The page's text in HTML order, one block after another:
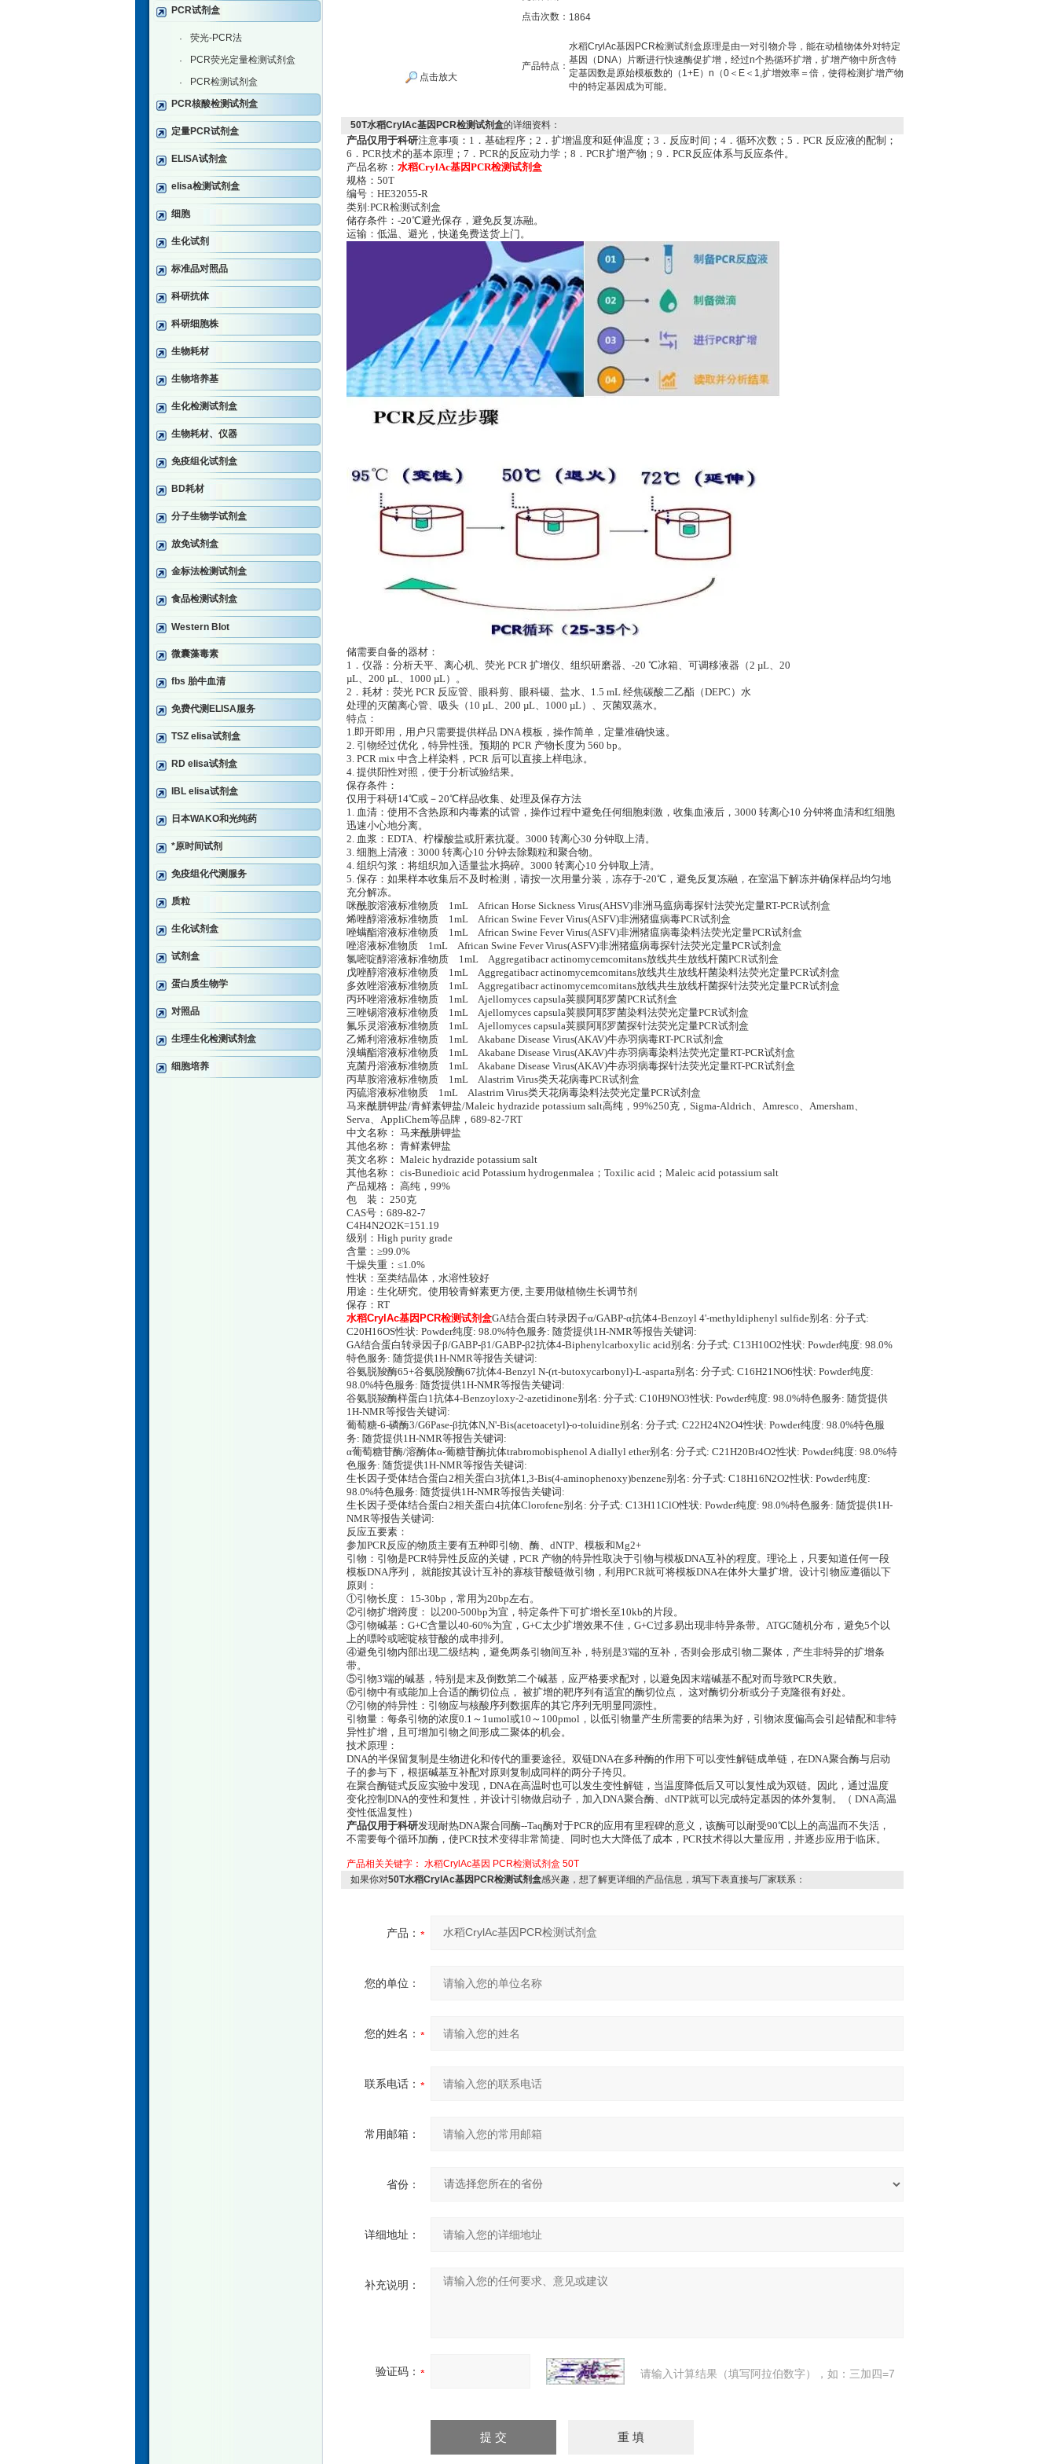
PCR试剂盒
· 荧光-PCR法
· PCR荧光定量检测试剂盒
·
PCR检测试剂盒
PCR核酸检测试剂盒
定量PCR试剂盒
ELISA试剂盒
elisa检测试剂盒
细胞
生化试剂
标准品对照品
科研抗体
科研细胞株
生物耗材
生物培养基
生化检测试剂盒
生物耗材、仪器
免疫组化试剂盒
BD耗材
分子生物学试剂盒
放免试剂盒
金标法检测试剂盒
食品检测试剂盒
Western Blot
微囊藻毒素
fbs 胎牛血清
免费代测ELISA服务
TSZ elisa试剂盒
RD elisa试剂盒
IBL elisa试剂盒
日本WAKO和光纯药
*原时间试剂
免疫组化代测服务
质粒
生化试剂盒
试剂盒
蛋白质生物学
对照品
生理生化检测试剂盒
细胞培养
点击放大
点击次数： 1864
产品特点：
水稻CrylAc基因PCR检测试剂盒原理是由一对引物介导，能在动植物体外对特定
基因（DNA）片断进行快速酶促扩增，经过n个热循环扩增，扩增产物中所含特
定基因数是原始模板数的（1+E）n（0＜E＜1,扩增效率＝倍，使得检测扩增产物
中的特定基因成为可能。
50T水稻CrylAc基因PCR检测试剂盒的详细资料：
产品仅用于科研注意事项：1．基础程序；2．扩增温度和延伸温度；3．反应时间；4．循环次数；5．PCR 反应液的配制；
6．PCR技术的基本原理；7．PCR的反应动力学；8．PCR扩增产物；9．PCR反应体系与反应条件。
产品名称： 水稻CrylAc基因PCR检测试剂盒
规格 ：50T
编号：HE32055-R
类别:PCR检测试剂盒
储存条件：-20℃避光保存，避免反复冻融。
运输：低温、避光，快递免费送货上门。
储需要自备的器材：
1．仪器：分析天平、离心机、荧光 PCR 扩增仪、组织研磨器、-20 ℃冰箱、可调移液器（2 µL、20
µL、200 µL、1000 µL）。
2．耗材：荧光 PCR 反应管、眼科剪、眼科镊、盐水、1.5 mL 经焦碳酸二乙酯（DEPC）水
处理的灭菌离心管、吸头（10 µL、200 µL、1000 µL）、灭菌双蒸水。
特点：
1.即开即用，用户只需要提供样品 DNA 模板，操作简单，定量准确快速。
2. 引物经过优化，特异性强。预期的 PCR 产物长度为 560 bp。
3. PCR mix 中含上样染料，PCR 后可以直接上样电泳。
4. 提供阳性对照，便于分析试验结果。
保存条件：
仅用于科研14℃或－20℃样品收集、处理及保存方法
1. 血清：使用不含热原和内毒素的试管，操作过程中避免任何细胞刺激，收集血液后，3000 转离心10 分钟将血清和红细胞
迅速小心地分离。
2. 血浆：EDTA、柠檬酸盐或肝素抗凝。3000 转离心30 分钟取上清。
3. 细胞上清液：3000 转离心10 分钟去除颗粒和聚合物。
4. 组织匀浆：将组织加入适量盐水捣碎。3000 转离心10 分钟取上清。
5. 保存：如果样本收集后不及时检测，请按一次用量分装，冻存于-20℃，避免反复冻融，在室温下解冻并确保样品均匀地
充分解冻。
咪酰胺溶液标准物质 1mL African Horse Sickness Virus(AHSV)非洲马瘟病毒探针法荧光定量RT-PCR试剂盒
烯唑醇溶液标准物质 1mL African Swine Fever Virus(ASFV)非洲猪瘟病毒PCR试剂盒
唑螨酯溶液标准物质 1mL African Swine Fever Virus(ASFV)非洲猪瘟病毒染料法荧光定量PCR试剂盒
唑溶液标准物质 1mL African Swine Fever Virus(ASFV)非洲猪瘟病毒探针法荧光定量PCR试剂盒
氯嘧啶醇溶液标准物质 1mL Aggregatibacr actinomycemcomitans放线共生放线杆菌PCR试剂盒
戊唑醇溶液标准物质 1mL Aggregatibacr actinomycemcomitans放线共生放线杆菌染料法荧光定量PCR试剂盒
多效唑溶液标准物质 1mL Aggregatibacr actinomycemcomitans放线共生放线杆菌探针法荧光定量PCR试剂盒
丙环唑溶液标准物质 1mL Ajellomyces capsula荚膜阿耶罗菌PCR试剂盒
三唑锡溶液标准物质 1mL Ajellomyces capsula荚膜阿耶罗菌染料法荧光定量PCR试剂盒
氟乐灵溶液标准物质 1mL Ajellomyces capsula荚膜阿耶罗菌探针法荧光定量PCR试剂盒
乙烯利溶液标准物质 1mL Akabane Disease Virus(AKAV)牛赤羽病毒RT-PCR试剂盒
溴螨酯溶液标准物质 1mL Akabane Disease Virus(AKAV)牛赤羽病毒染料法荧光定量RT-PCR试剂盒
克菌丹溶液标准物质 1mL Akabane Disease Virus(AKAV)牛赤羽病毒探针法荧光定量RT-PCR试剂盒
丙草胺溶液标准物质 1mL Alastrim Virus类天花病毒PCR试剂盒
丙硫溶液标准物质 1mL Alastrim Virus类天花病毒染料法荧光定量PCR试剂盒
马来酰肼钾盐/青鲜素钾盐/Maleic hydrazide potassium salt高纯，99%250克，Sigma-Aldrich、Amresco、Amersham、
Serva、AppliChem等品牌，689-82-7RT
中文名称： 马来酰肼钾盐
其他名称： 青鲜素钾盐
英文名称： Maleic hydrazide potassium salt
其他名称： cis-Bunedioic acid Potassium hydrogenmalea；Toxilic acid；Maleic acid potassium salt
产品规格： 高纯，99%
包 装： 250克
CAS号：689-82-7
C4H4N2O2K=151.19
级别：High purity grade
含量：≥99.0%
干燥失重：≤1.0%
性状：至类结晶体，水溶性较好
用途：生化研究。使用较青鲜素更方便, 主要用做植物生长调节剂
保存：RT
水稻CrylAc基因PCR检测试剂盒GA结合蛋白转录因子α/GABP-α抗体4-Benzoyl 4'-methyldiphenyl sulfide别名: 分子式:
C20H16OS性状: Powder纯度: 98.0%特色服务: 随货提供1H-NMR等报告关键词:
GA结合蛋白转录因子β/GABP-β1/GABP-β2抗体4-Biphenylcarboxylic acid别名: 分子式: C13H10O2性状: Powder纯度: 98.0%
特色服务: 随货提供1H-NMR等报告关键词:
谷氨脱羧酶65+谷氨脱羧酶67抗体4-Benzyl N-(rt-butoxycarbonyl)-L-asparta别名: 分子式: C16H21NO6性状: Powder纯度:
98.0%特色服务: 随货提供1H-NMR等报告关键词:
谷氨脱羧酶样蛋白1抗体4-Benzoyloxy-2-azetidinone别名: 分子式: C10H9NO3性状: Powder纯度: 98.0%特色服务: 随货提供
1H-NMR等报告关键词:
葡萄糖-6-磷酶3/G6Pase-β抗体N,N'-Bis(acetoacetyl)-o-toluidine别名: 分子式: C22H24N2O4性状: Powder纯度: 98.0%特色服
务: 随货提供1H-NMR等报告关键词:
α葡萄糖苷酶/溶酶体α-葡糖苷酶抗体trabromobisphenol A diallyl ether别名: 分子式: C21H20Br4O2性状: Powder纯度: 98.0%特
色服务: 随货提供1H-NMR等报告关键词:
生长因子受体结合蛋白2相关蛋白3抗体1,3-Bis(4-aminophenoxy)benzene别名: 分子式: C18H16N2O2性状: Powder纯度:
98.0%特色服务: 随货提供1H-NMR等报告关键词:
生长因子受体结合蛋白2相关蛋白4抗体Clorofene别名: 分子式: C13H11ClO性状: Powder纯度: 98.0%特色服务: 随货提供1H-
NMR等报告关键词:
反应五要素：
参加PCR反应的物质主要有五种即引物、酶、dNTP、模板和Mg2+
引物：引物是PCR特异性反应的关键，PCR 产物的特异性取决于引物与模板DNA互补的程度。理论上，只要知道任何一段
模板DNA序列， 就能按其设计互补的寡核苷酸链做引物，利用PCR就可将模板DNA在体外大量扩增。设计引物应遵循以下
原则：
①引物长度： 15-30bp，常用为20bp左右。
②引物扩增跨度： 以200-500bp为宜，特定条件下可扩增长至10kb的片段。
③引物碱基：G+C含量以40-60%为宜，G+C太少扩增效果不佳，G+C过多易出现非特异条带。ATGC随机分布，避免5个以
上的嘌呤或嘧啶核苷酸的成串排列。
④避免引物内部出现二级结构，避免两条引物间互补，特别是3'端的互补，否则会形成引物二聚体，产生非特异的扩增条
带。
⑤引物3'端的碱基，特别是末及倒数第二个碱基，应严格要求配对，以避免因末端碱基不配对而导致PCR失败。
⑥引物中有或能加上合适的酶切位点， 被扩增的靶序列有适宜的酶切位点， 这对酶切分析或分子克隆很有好处。
⑦引物的特异性：引物应与核酸序列数据库的其它序列无明显同源性。
引物量：每条引物的浓度0.1～1umol或10～100pmol，以低引物量产生所需要的结果为好，引物浓度偏高会引起错配和非特
异性扩增，且可增加引物之间形成二聚体的机会。
技术原理：
DNA的半保留复制是生物进化和传代的重要途径。双链DNA在多种酶的作用下可以变性解链成单链，在DNA聚合酶与启动
子的参与下，根据碱基互补配对原则复制成同样的两分子挎贝。
在聚合酶链式反应实验中发现，DNA在高温时也可以发生变性解链，当温度降低后又可以复性成为双链。因此，通过温度
变化控制DNA的变性和复性，并设计引物做启动子，加入DNA聚合酶、dNTP就可以完成特定基因的体外复制。（ DNA高温
变性低温复性）
产品仅用于科研发现耐热DNA聚合同酶--Taq酶对于PCR的应用有里程碑的意义，该酶可以耐受90℃以上的高温而不失活，
不需要每个循环加酶，使PCR技术变得非常简捷、同时也大大降低了成本，PCR技术得以大量应用，并逐步应用于临床。
产品相关关键字： 水稻CrylAc基因 PCR检测试剂盒 50T
如果你对50T水稻CrylAc基因PCR检测试剂盒感兴趣，想了解更详细的产品信息，填写下表直接与厂家联系：
产品：
您的单位：
您的姓名：
联系电话：
常用邮箱：
省份：
详细地址：
补充说明：
验证码： 请输入计算结果（填写阿拉伯数字），如：三加四=7